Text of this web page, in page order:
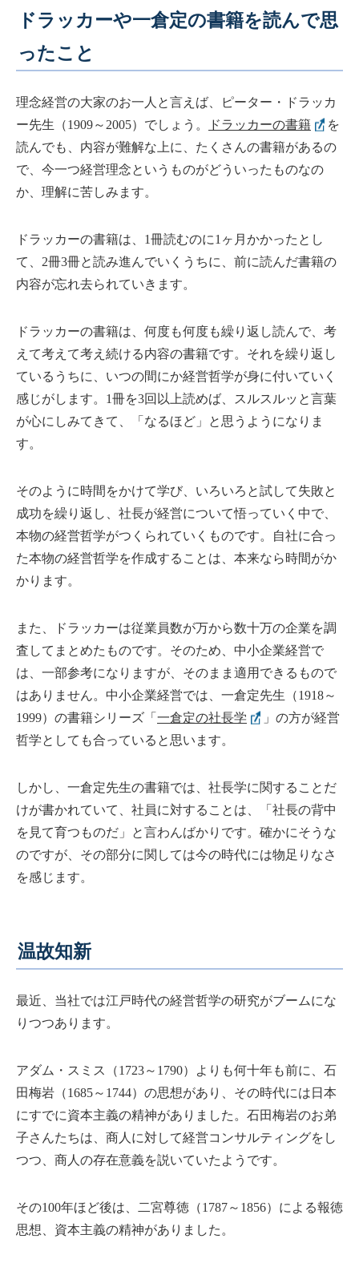
ドラッカーや一倉定の書籍を読んで思
ったこと
理念経営の大家のお一人と言えば、ピーター・ドラッカ
ー先生（1909～2005）でしょう。
ドラッカーの書籍
を
読んでも、内容が難解な上に、たくさんの書籍があるの
で、今一つ経営理念というものがどういったものなの
か、理解に苦しみます。
ドラッカーの書籍は、1冊読むのに1ヶ月かかったとし
て、2冊3冊と読み進んでいくうちに、前に読んだ書籍の
内容が忘れ去られていきます。
ドラッカーの書籍は、何度も何度も繰り返し読んで、考
えて考えて考え続ける内容の書籍です。それを繰り返し
ているうちに、いつの間にか経営哲学が身に付いていく
感じがします。1冊を3回以上読めば、スルスルッと言葉
が心にしみてきて、「なるほど」と思うようになりま
す。
そのように時間をかけて学び、いろいろと試して失敗と
成功を繰り返し、社長が経営について悟っていく中で、
本物の経営哲学がつくられていくものです。自社に合っ
た本物の経営哲学を作成することは、本来なら時間がか
かります。
また、ドラッカーは従業員数が万から数十万の企業を調
査してまとめたものです。そのため、中小企業経営で
は、一部参考になりますが、そのまま適用できるもので
はありません。中小企業経営では、一倉定先生（1918～
1999）の書籍シリーズ「 一倉定の社長学
」の方が経営
哲学としても合っていると思います。
しかし、一倉定先生の書籍では、社長学に関することだ
けが書かれていて、社員に対することは、「社長の背中
を見て育つものだ」と言わんばかりです。確かにそうな
のですが、その部分に関しては今の時代には物足りなさ
を感じます。
温故知新
最近、当社では江戸時代の経営哲学の研究がブームにな
りつつあります。
アダム・スミス（1723～1790）よりも何十年も前に、石
田梅岩（1685～1744）の思想があり、その時代には日本
にすでに資本主義の精神がありました。石田梅岩のお弟
子さんたちは、商人に対して経営コンサルティングをし
つつ、商人の存在意義を説いていたようです。
その100年ほど後は、二宮尊徳（1787～1856）による報徳
思想、資本主義の精神がありました。